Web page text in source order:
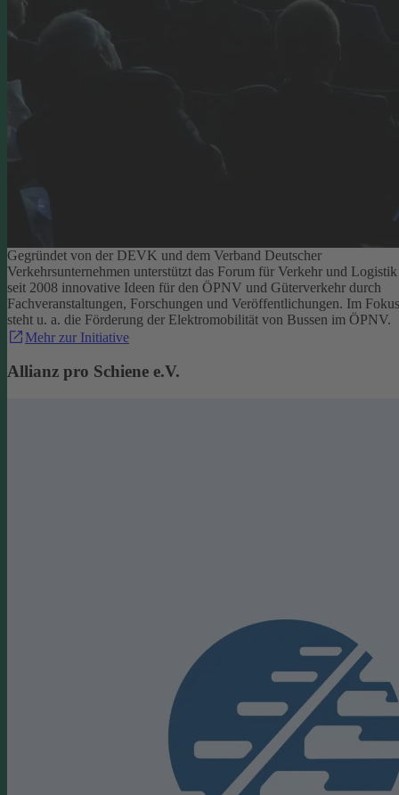
Gegründet von der DEVK und dem Verband Deutscher
Verkehrsunternehmen unterstützt das Forum für Verkehr und Logistik
seit 2008 innovative Ideen für den ÖPNV und Güterverkehr durch
Fachveranstaltungen, Forschungen und Veröffentlichungen. Im Fokus
steht u. a. die Förderung der Elektromobilität von Bussen im ÖPNV.
Mehr zur Initiative
Allianz pro Schiene e.V.